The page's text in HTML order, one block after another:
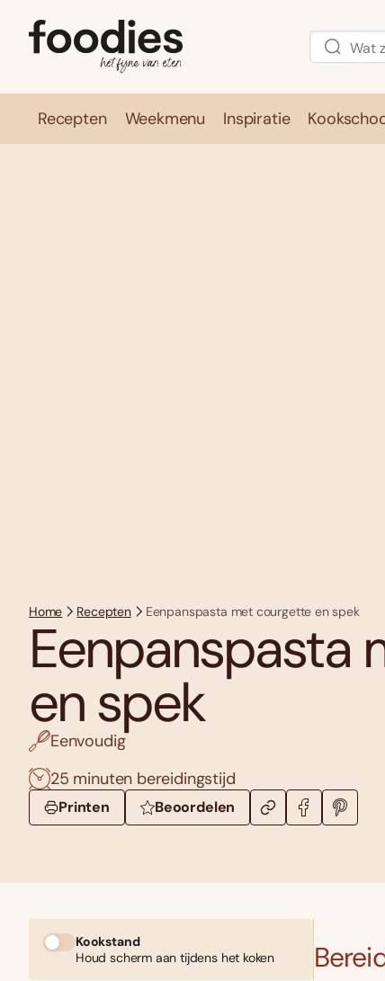
Recepten Weekmenu Inspiratie
Home Recepten Eenpanspasta met courgette en spek
Eenpanspasta
en spek
Eenvoudig
25 minuten bereidingstijd
Printen Beoordelen
Kookstand
Houd scherm aan tijdens het koken